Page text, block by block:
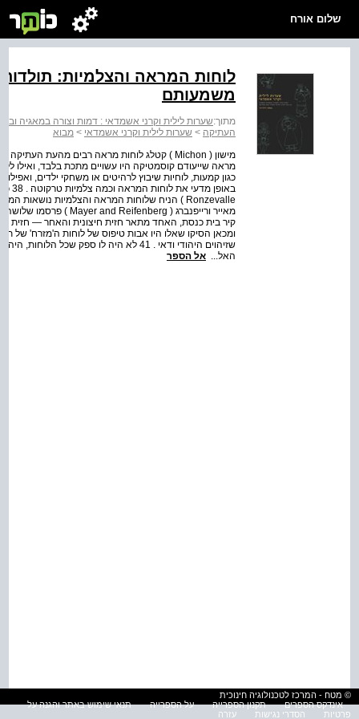
שלום אורח
לוחות המראה והצלמיות:
משמעותם
מתוך:שערות לילית וקרני אשמדאי : דמות וצורה במאגיה
העתיקה > שערות לילית וקרני אשמדאי > מבוא
מראה שייעודם קוסמטיקה היו עשויים מתכת בלבד, ואילו
קיר בית כנסת, האחד מתאר חזית חיצונית והאחר — חזית
שזיהוים היהודי ודאי . 41 לא היה לו ספק
האל... אל הספר
© מטח - המרכז לטכנולוגיה חינוכית
אינדקס הספרים
תקנון הספרייה על הספרייה
תנאי שימוש באתר והגנה על
פרטיות
הסדרי נגישות עזרה